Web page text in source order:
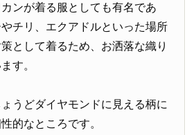
ンが着る服としても有名であ
チリ、エクアドルといった場所
として着るため、お洒落な織り
す。
うどダイヤモンドに見える柄に
的なところです。